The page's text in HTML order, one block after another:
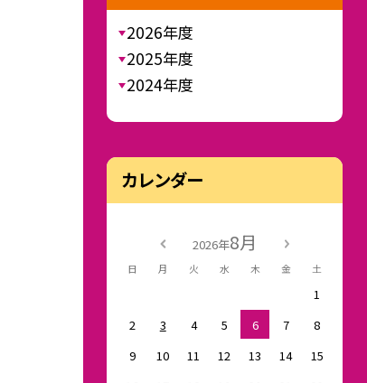
2026年度
2025年度
2024年度
カレンダー
2026年8月
日 月 火 水 木 金 土
1
2
3 4 5 6 7
8
9
10 11 12 13 14
15